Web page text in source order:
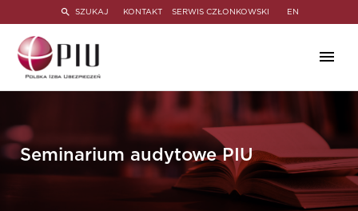
SZUKAJ KONTAKT SERWIS CZŁONKOWSKI EN
Seminarium audytowe PIU